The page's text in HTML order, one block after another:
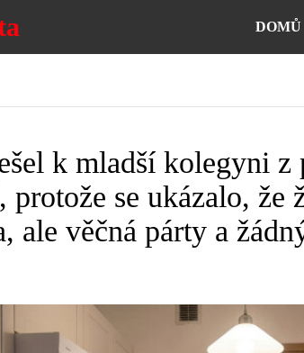
DOMŮ
k mladší kolegyni z
protože se ukázalo, že
ale věčná párty a